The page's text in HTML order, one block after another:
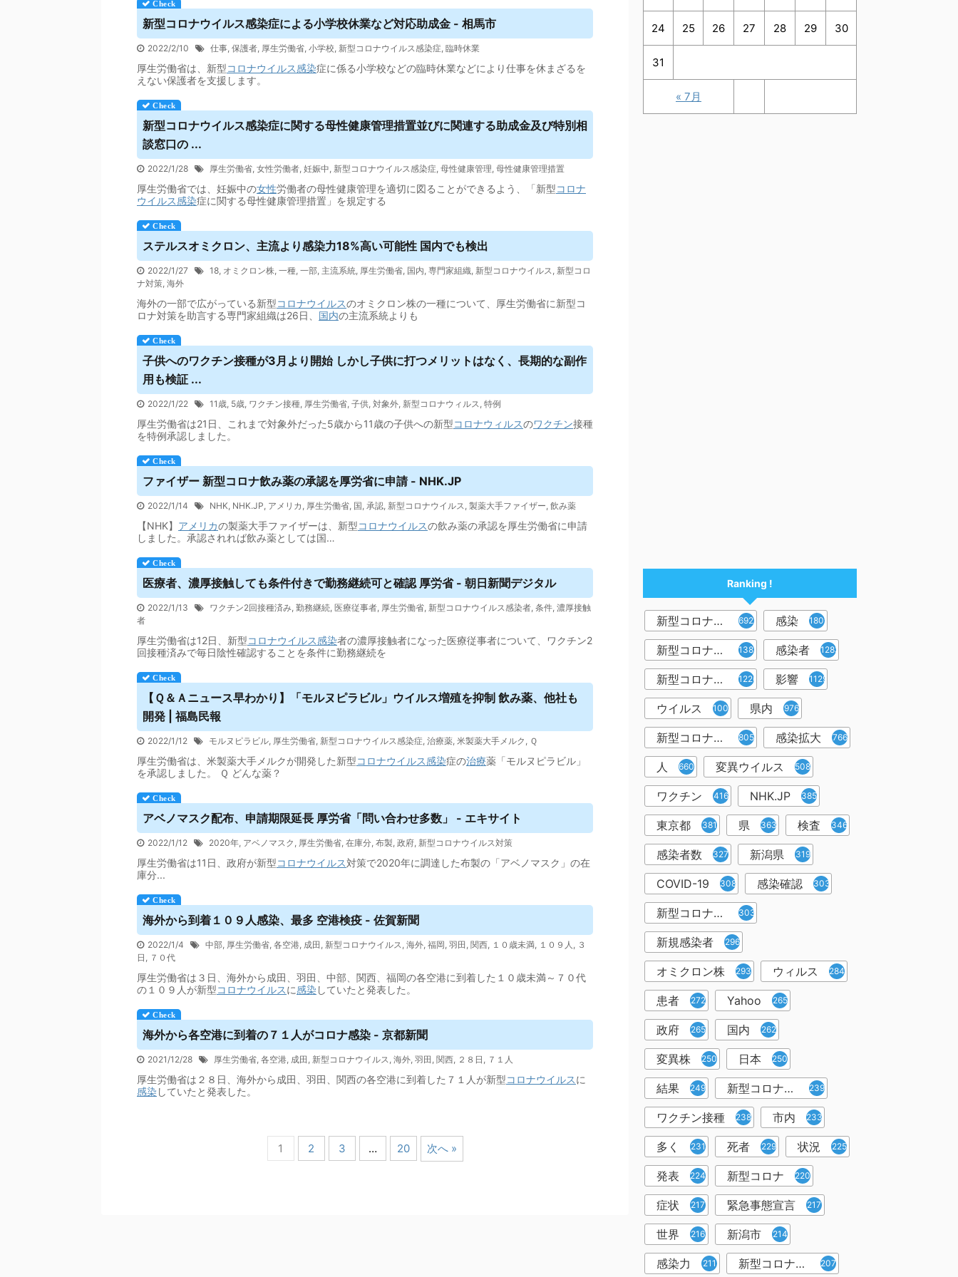
新型コロナウイルス感染症による小学校休業など対応助成金 - 相馬市
2022/2/10 仕事, 保護者, 厚生労働省, 小学校, 新型コロナウイルス感染症, 臨時休業
厚生労働省は、新型コロナウイルス感染症に係る小学校などの臨時休業などにより仕事を休まざるを
えない保護者を支援します。
新型コロナウイルス感染症に関する母性健康管理措置並びに関連する助成金及び特別相
談窓口の ...
2022/1/28 厚生労働省, 女性労働者, 妊娠中, 新型コロナウイルス感染症, 母性健康管理, 母性健康管理措置
厚生労働省では、妊娠中の女性労働者の母性健康管理を適切に図ることができるよう、「新型コロナ
ウイルス感染症に関する母性健康管理措置」を規定する
ステルスオミクロン、主流より感染力18%高い可能性 国内でも検出
2022/1/27 18, オミクロン株, 一種, 一部, 主流系統, 厚生労働省, 国内, 専門家組織, 新型コロナウイルス, 新型コロ
ナ対策, 海外
海外の一部で広がっている新型コロナウイルスのオミクロン株の一種について、厚生労働省に新型コ
ロナ対策を助言する専門家組織は26日、 国内の主流系統よりも
子供へのワクチン接種が3月より開始 しかし子供に打つメリットはなく、長期的な副作
用も検証 ...
2022/1/22 11歳, 5歳, ワクチン接種, 厚生労働省, 子供, 対象外, 新型コロナウィルス, 特例
厚生労働省は21日、これまで対象外だった5歳から11歳の子供への新型コロナウィルスのワクチン接種
を特例承認しました。
ファイザー 新型コロナ飲み薬の承認を厚労省に申請 - NHK.JP
2022/1/14 NHK, NHK.JP, アメリカ , 厚生労働省, 国, 承認, 新型コロナウイルス, 製薬大手ファイザー, 飲み薬
【NHK】 アメリカの製薬大手ファイザーは、新型コロナウイルスの飲み薬の承認を厚生労働省に申請
しました。承認されれば飲み薬としては国…
医療者、濃厚接触しても条件付きで勤務継続可と確認 厚労省 - 朝日新聞デジタル
2022/1/13 ワクチン2回接種済み, 勤務継続, 医療従事者, 厚生労働省, 新型コロナウイルス感染者, 条件, 濃厚接触
者
厚生労働省は12日、新型コロナウイルス感染者の濃厚接触者になった医療従事者について、ワクチン2
回接種済みで毎日陰性確認することを条件に勤務継続を
【Ｑ＆Ａニュース早わかり】「モルヌピラビル」 ウイルス増殖を抑制 飲み薬、他社も
開発 | 福島民報
2022/1/12 モルヌピラビル, 厚生労働省, 新型コロナウイルス感染症, 治療薬, 米製薬大手メルク , Ｑ
厚生労働省は、米製薬大手メルクが開発した新型コロナウイルス感染症の治療薬「モルヌピラビル」
を承認しました。 Ｑ どんな薬？
アベノマスク配布、申請期限延長 厚労省「問い合わせ多数」 - エキサイト
2022/1/12 2020年, アベノマスク , 厚生労働省, 在庫分, 布製, 政府, 新型コロナウイルス対策
厚生労働省は11日、政府が新型コロナウイルス対策で2020年に調達した布製の「アベノマスク」の在
庫分...
海外から到着１０９人感染、最多 空港検疫 - 佐賀新聞
2022/1/4 中部, 厚生労働省, 各空港, 成田 , 新型コロナウイルス, 海外, 福岡, 羽田 , 関西, １０歳未満, １０９人 , ３
日 , ７０代
厚生労働省は３日、海外から成田、羽田、中部、関西、福岡の各空港に到着した１０歳未満～７０代
の１０９人が新型コロナウイルスに感染 していたと発表した。
海外から各空港に到着の７１人がコロナ感染 - 京都新聞
2021/12/28 厚生労働省, 各空港, 成田 , 新型コロナウイルス, 海外, 羽田 , 関西, ２８日 , ７１人
厚生労働省は２８日、海外から成田、羽田、関西の各空港に到着した７１人が新型コロナウイルスに
感染 していたと発表した。
1 2 3 … 20 次へ »
« 7月
24 25 26 27 28 29 30
31
Ranking !
新型コロナウイルス 6921 感染 1809
新型コロナウィルス 1382 感染者 1283
新型コロナウイルス感染症 1226 影響 1129
ウイルス 1001 県内 976
新型コロナウイルス感染 805 感染拡大 766
人 660 変異ウイルス 508
ワクチン 416 NHK.JP 385
東京都 381 県 363 検査 346
感染者数 327 新潟県 319
COVID-19 308 感染確認 303
新型コロナウィルス感染症 303
新規感染者 296
オミクロン株 293 ウィルス 284
患者 272 Yahoo 265
政府 265 国内 262
変異株 250 日本 250
結果 249 新型コロナウイルスワクチン 239
ワクチン接種 238 市内 233
多く 231 死者 229 状況 225
発表 224 新型コロナ 220
症状 217 緊急事態宣言 217
世界 216 新潟市 214
感染力 211 新型コロナウイルス感染者 207